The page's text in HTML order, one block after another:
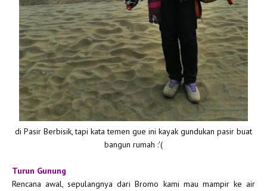
di Pasir Berbisik, tapi kata temen gue ini kayak gundukan pasir buat
bangun rumah :'(
Turun Gunung
Rencana awal, sepulangnya dari Bromo kami mau mampir ke air